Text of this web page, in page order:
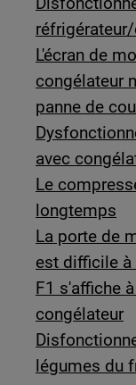
L'écran de
congélateur
panne de
avec
Le
longtemps
La porte de
est difficile à
F1 s'affiche
congélateur
légumes du